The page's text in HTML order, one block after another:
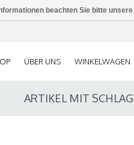
ÜBER UNS WINKELWAGEN
ARTIKEL MIT
beachten Sie bitte